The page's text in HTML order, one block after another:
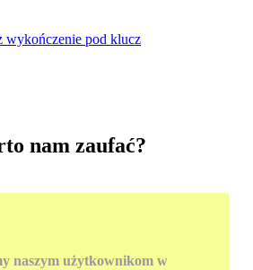
wykończenie pod klucz
nam zaufać?
naszym użytkownikom w